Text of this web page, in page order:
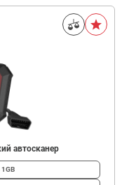
автосканер
1GВ